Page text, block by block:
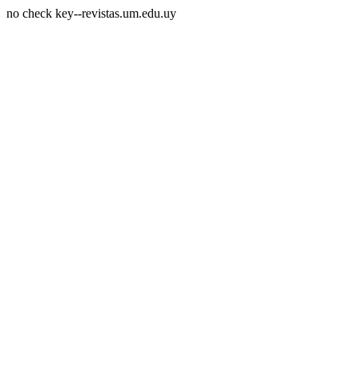
no check key--revistas.um.edu.uy